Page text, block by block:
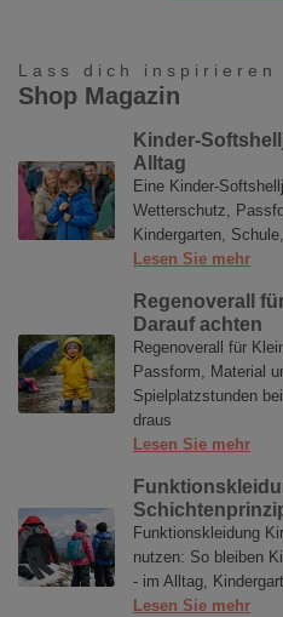
Lass dich inspirieren
Shop Magazin
Kinder-
Alltag
Eine Kinder-
Wetterschutz,
Kindergarten,
Lesen Sie mehr
Regenoverall
Darauf achten
Regenoverall für
Passform, Material
Spielplatzstunden
draus
Lesen Sie mehr
Funktionskleidung
nutzen: So bleiben
- im Alltag,
Lesen Sie mehr